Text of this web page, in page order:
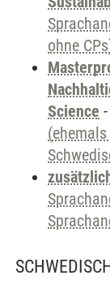
ohne
Science -